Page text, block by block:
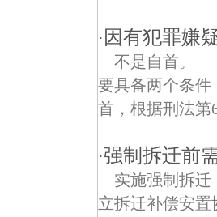
· 因有犯罪嫌
不是自首。
要具备两个条件
首，根据刑法第
·强制拆迁前
实施强制拆
立拆迁补偿安